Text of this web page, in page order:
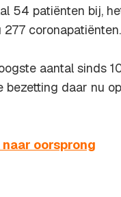
54 patiënten bij,
coronapatiënten.
aantal sinds
bezetting daar nu op
naar oorsprong